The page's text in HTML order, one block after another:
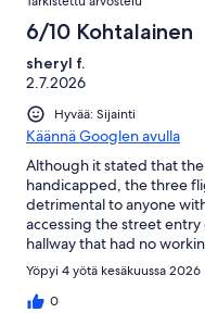
6/10 Kohtalainen
sheryl f.
2.7.2026
Hyvää: Sijainti
Käännä Googlen avulla
Although it stated that
handicapped, the three
detrimental to anyone
accessing the street
hallway that had no
containers plus a working
droppings. We used our
when dark. The
Yöpyi 4 yötä kesäkuussa 2026
0